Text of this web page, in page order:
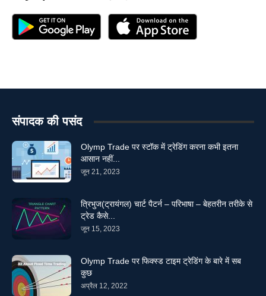
संपादक की पसंद
Olymp Trade पर स्टॉक में ट्रेडिंग करना कभी इतना
आसान नहीं...
जून 21, 2023
त्रिभुज(ट्रायंगल) चार्ट पैटर्न – परिभाषा – बेहतरीन तरीके से
ट्रेड कैसे...
जून 15, 2023
Olymp Trade पर फिक्स्ड टाइम ट्रेडिंग के बारे में सब
कुछ
अप्रैल 12, 2022